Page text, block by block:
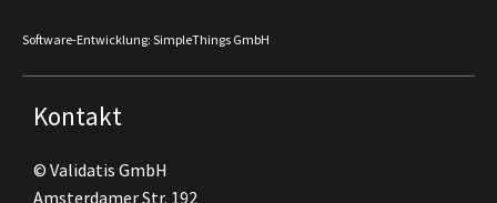
Software-Entwicklung: SimpleThings GmbH
Kontakt
© Validatis GmbH
Amsterdamer Str. 192